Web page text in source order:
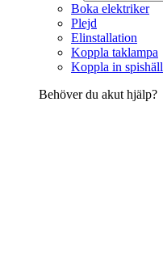
Boka elektriker
Plejd
Elinstallation
Koppla taklampa
Koppla in spishäll
Behöver du akut hjälp?